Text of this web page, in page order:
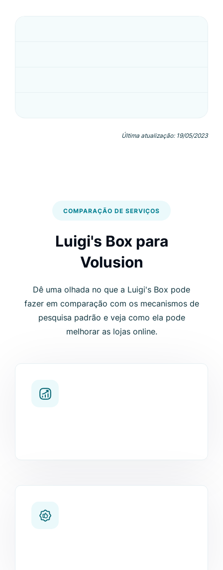
Última atualização: 19/05/2023
COMPARAÇÃO DE SERVIÇOS
Luigi's Box para
Volusion
Dê uma olhada no que a Luigi's Box pode
fazer em comparação com os mecanismos de
pesquisa padrão e veja como ela pode
melhorar as lojas online.